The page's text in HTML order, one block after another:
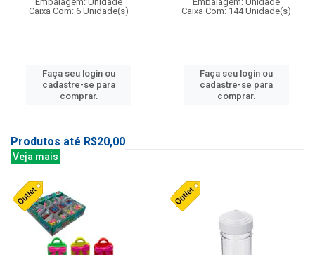
Caixa Com: 6 Unidade(s)
Faça seu login ou
cadastre-se para
comprar.
Caixa Com: 144 Unidade(s)
Faça seu login ou
cadastre-se para
comprar.
Produtos até R$20,00
Veja mais